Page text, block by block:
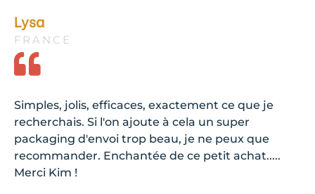
Lysa
FRANCE
Simples, jolis, efficaces, exactement ce que je
recherchais. Si l'on ajoute à cela un super
packaging d'envoi trop beau, je ne peux que
recommander. Enchantée de ce petit achat.....
Merci Kim !